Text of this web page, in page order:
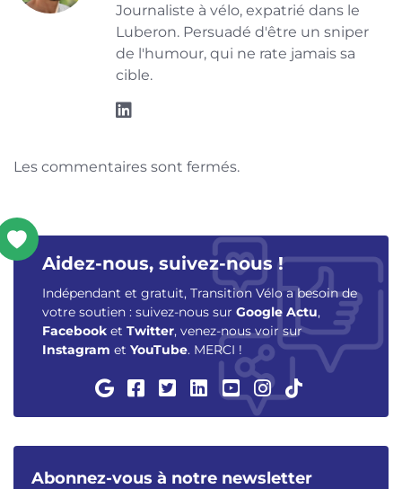
Journaliste à vélo, expatrié dans le
Luberon. Persuadé d'être un sniper
de l'humour, qui ne rate jamais sa
cible.
Les commentaires sont fermés.
Aidez-nous, suivez-nous !
Indépendant et gratuit, Transition Vélo a besoin de
votre soutien : suivez-nous sur Google Actu,
Facebook et Twitter, venez-nous voir sur
Instagram et YouTube. MERCI !
Abonnez-vous à notre newsletter